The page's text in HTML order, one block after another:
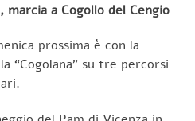
marcia a Cogollo del Cengio
prossima è con la
“Cogolana” su tre percorsi